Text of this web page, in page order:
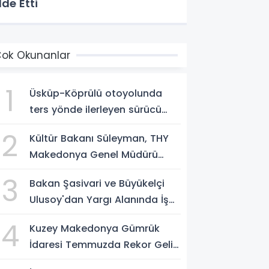
Etti
Okunanlar
1
Üsküp-Köprülü otoyolunda
ters yönde ilerleyen sürücü
2
Kültür Bakanı Süleyman, THY
Makedonya Genel Müdürü
3
Bakan Şasivari ve Büyükelçi
Ulusoy'dan Yargı Alanında İş
4
Kuzey Makedonya Gümrük
İdaresi Temmuzda Rekor Gelir